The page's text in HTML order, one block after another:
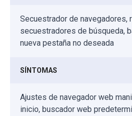
Secuestrador de navegadores,
secuestradores de búsqueda,
nueva pestaña no deseada
SÍNTOMAS
Ajustes de navegador web
inicio, buscador web